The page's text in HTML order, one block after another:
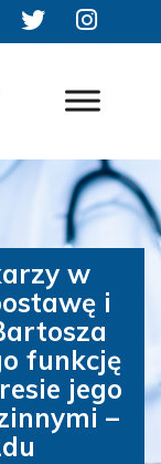
w
i
funkcję
jego
–